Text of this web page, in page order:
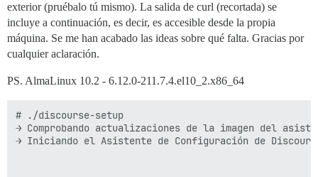
exterior (pruébalo tú mismo). La salida de curl (recortada) se
incluye a continuación, es decir, es accesible desde la propia
máquina. Se me han acabado las ideas sobre qué falta. Gracias por
cualquier aclaración.
PS. AlmaLinux 10.2 - 6.12.0-211.7.4.el10_2.x86_64
# ./discourse-setup
→ Comprobando actualizaciones de la imagen del
→ Iniciando el Asistente de Configuración de